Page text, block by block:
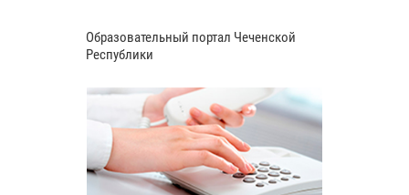
Образовательный портал Чеченской
Республики